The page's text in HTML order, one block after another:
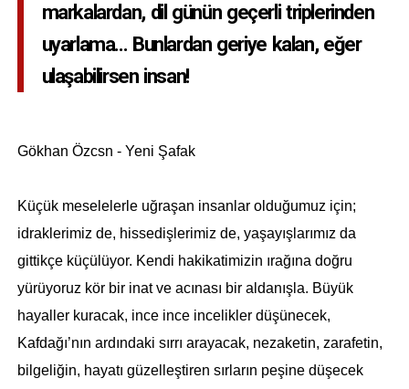
markalardan, dil günün geçerli triplerinden
uyarlama... Bunlardan geriye kalan, eğer
ulaşabilirsen insan!
Gökhan Özcsn - Yeni Şafak
Küçük meselelerle uğraşan insanlar olduğumuz için;
idraklerimiz de, hissedişlerimiz de, yaşayışlarımız da
gittikçe küçülüyor. Kendi hakikatimizin ırağına doğru
yürüyoruz kör bir inat ve acınası bir aldanışla. Büyük
hayaller kuracak, ince ince incelikler düşünecek,
Kafdağı’nın ardındaki sırrı arayacak, nezaketin, zarafetin,
bilgeliğin, hayatı güzelleştiren sırların peşine düşecek